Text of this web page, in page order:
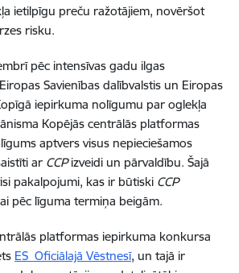
ietilpīgu preču ražotājiem, novēršot
risku.
pēc intensīvas gadu ilgas
Savienības dalībvalstis un Eiropas
iepirkuma nolīgumu par oglekļa
Kopējās centrālās platformas
aptvers visus nepieciešamos
ar CCPizveidi un pārvaldību. Šajā
pakalpojumi, kas ir būtiski CCP
pēc līguma termiņa beigām.
platformas iepirkuma konkursa
ES Oficiālajā Vēstnesī, un tajā ir